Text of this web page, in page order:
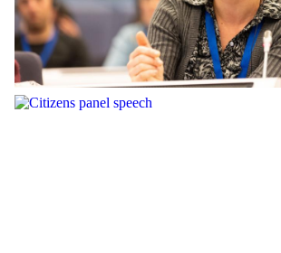
food waste panel participants